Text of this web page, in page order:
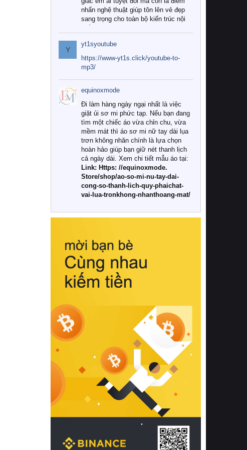
nhấn nghệ thuật giúp tôn lên vẻ đẹp
sang trọng cho toàn bộ kiến trúc nội
Tuy nhiên, giữa thị trường đa dạng
với vô vàn thương hiệu và mẫu mã
như hiện nay, làm thế nào để chọn
được những bộ chăn ga gối đệm cao
cấp thực sự chất lượng, phù hợp với
khí hậu và nhu cầu sử dụng của gia
đình? Hãy cùng chúng tôi đi tìm lời
giải đáp chi tiết qua bài viết dưới đây.
1. Tại sao các gia đình hiện đại lại ưa
chuộng chăn ga gối đệm cao cấp?
Khác với các dòng sản phẩm thông
thường, những bộ chăn ga gối đệm
cao cấp trải qua quy trình sản xuất
nghiêm ngặt từ khâu chọn lọc nguyên
liệu tự nhiên đến công nghệ dệt
nhuộm hiện đại không chứa hóa chất
này, bạn sẽ cảm nhận rõ rệt sự khác
hồi chuẩn xác của phần đệm nâng đỡ
cột sống.
Bên cạnh đó, việc lựa chọn các dòng
sản phẩm đạt chuẩn chất lượng quốc
tế còn giúp ngăn ngừa tình trạng kích
khuẩn và nấm mốc trong điều kiện
thời tiết nóng ẩm. Bạn có thể tìm hiểu
thêm các nghiên cứu khoa học về tác
động của giấc ngủ và môi trường
phòng ngủ đối với sức khỏe con
người tại Sleep Foundation (External
Link) để có cái nhìn toàn diện hơn.
2. Các tiêu chí vàng khi lựa chọn
chăn ga gối đệm cao cấp cho phòng
ngủ
Để sở hữu một bộ chăn ga gối đệm
cao cấp hoàn hảo cả về thẩm mỹ lẫn
công năng, người tiêu dùng cần cân
nhắc kỹ lưỡng các tiêu chí quan trọng
Y
yt1syoutube
https://www-yt1s.click/youtube-to-
mp3/
equinoxmode
Đi làm hàng ngày ngại nhất là việc
giặt ủi sơ mi phức tạp. Nếu bạn đang
tìm một chiếc áo vừa chỉn chu, vừa
mềm mát thì áo sơ mi nữ tay dài lụa
trơn không nhăn chính là lựa chọn
hoàn hảo giúp bạn giữ nét thanh lịch
cả ngày dài. Xem chi tiết mẫu áo tại:
Link: Https: //equinoxmode.
Store/shop/ao-so-mi-nu-tay-dai-
cong-so-thanh-lich-quy-phaichat-
vai-lua-tronkhong-nhanthoang-mat/